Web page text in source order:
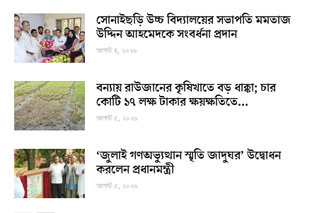
সোনাইছড়ি উচ্চ বিদ্যালয়ের সভাপতি মমতাজ
উদ্দিন আহমেদকে সংবর্ধনা প্রদান
আগস্ট ৪, ২০২৬
বন্যায় রাউজানের কৃষিখাতে বড় ধাক্কা; চার
কোটি ১৭ লক্ষ টাকার ক্ষয়ক্ষতিতে...
আগস্ট ৫, ২০২৬
‘জুলাই গণঅভ্যুত্থান স্মৃতি জাদুঘর’ উদ্বোধন
করলেন প্রধানমন্ত্রী
আগস্ট ৫, ২০২৬